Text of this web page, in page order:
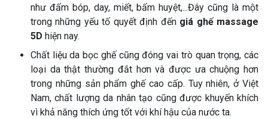
như đấm bóp, day, miết, bấm huyệt,...Đây cũng là một
trong những yếu tố quyết định đến giá ghế massage
5D hiện nay.
Chất liệu da bọc ghế cũng đóng vai trò quan trọng, các
loại da thật thường đắt hơn và được ưa chuộng hơn
trong những sản phẩm ghế cao cấp. Tuy nhiên, ở Việt
Nam, chất lượng da nhân tạo cũng được khuyến khích
vì khả năng thích ứng tốt với khí hậu của nước ta.